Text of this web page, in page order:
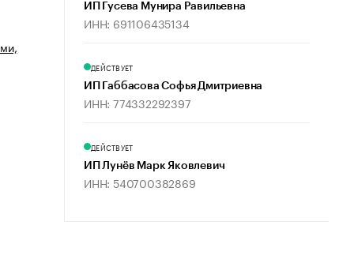
ИП Гусева Мунира Равильевна
ИНН: 691106435134
ДЕЙСТВУЕТ
ИП Габбасова Софья Дмитриевна
ИНН: 774332292397
ДЕЙСТВУЕТ
ИП Лунёв Марк Яковлевич
ИНН: 540700382869